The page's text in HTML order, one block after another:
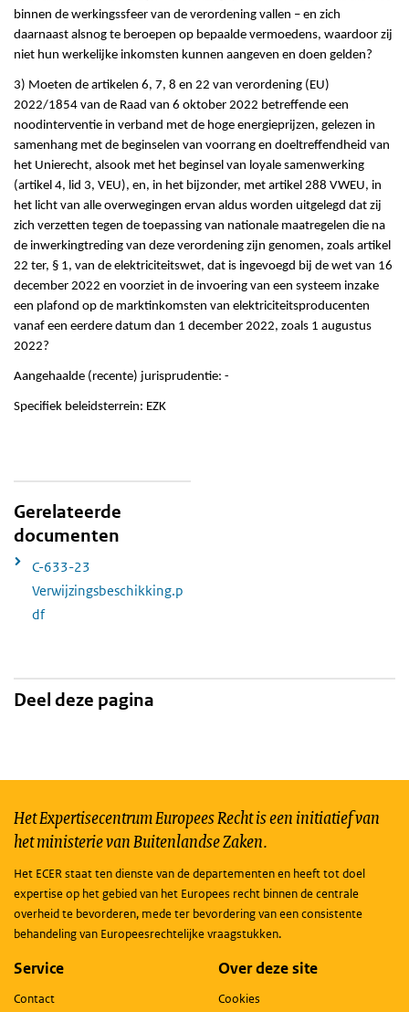
binnen de werkingssfeer van de verordening vallen – en zich
daarnaast alsnog te beroepen op bepaalde vermoedens, waardoor zij
niet hun werkelijke inkomsten kunnen aangeven en doen gelden?
3) Moeten de artikelen 6, 7, 8 en 22 van verordening (EU)
2022/1854 van de Raad van 6 oktober 2022 betreffende een
noodinterventie in verband met de hoge energieprijzen, gelezen in
samenhang met de beginselen van voorrang en doeltreffendheid van
het Unierecht, alsook met het beginsel van loyale samenwerking
(artikel 4, lid 3, VEU), en, in het bijzonder, met artikel 288 VWEU, in
het licht van alle overwegingen ervan aldus worden uitgelegd dat zij
zich verzetten tegen de toepassing van nationale maatregelen die na
de inwerkingtreding van deze verordening zijn genomen, zoals artikel
22 ter, § 1, van de elektriciteitswet, dat is ingevoegd bij de wet van 16
december 2022 en voorziet in de invoering van een systeem inzake
een plafond op de marktinkomsten van elektriciteitsproducenten
vanaf een eerdere datum dan 1 december 2022, zoals 1 augustus
2022?
Aangehaalde (recente) jurisprudentie: -
Specifiek beleidsterrein: EZK
Gerelateerde
documenten
C-633-23
Verwijzingsbeschikking.p
df
Deel deze pagina
Het Expertisecentrum Europees Recht is een initiatief van
het ministerie van Buitenlandse Zaken.
Het ECER staat ten dienste van de departementen en heeft tot doel
expertise op het gebied van het Europees recht binnen de centrale
overheid te bevorderen, mede ter bevordering van een consistente
behandeling van Europeesrechtelijke vraagstukken.
Service
Contact
Over deze site
Cookies